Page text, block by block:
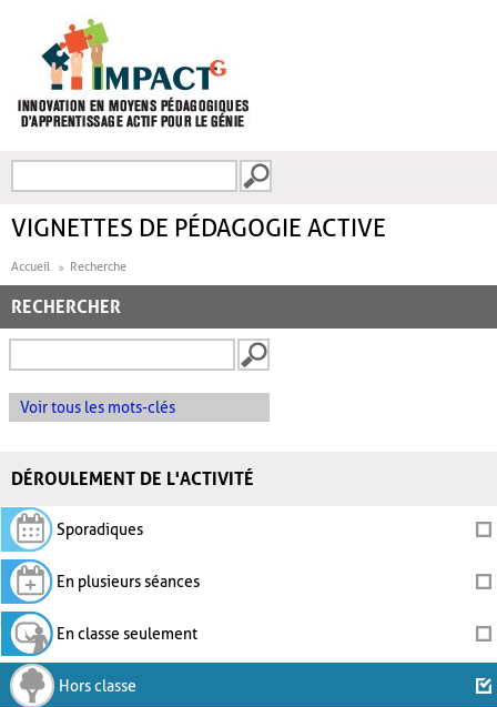
FORMULAIRE DE
VIGNETTES DE PÉDAGOGIE ACTIVE
Accueil Recherche
RECHERCHER
Voir tous les mots-clés
DÉROULEMENT DE L'ACTIVITÉ
Sporadiques
En plusieurs séances
En classe seulement
Hors classe